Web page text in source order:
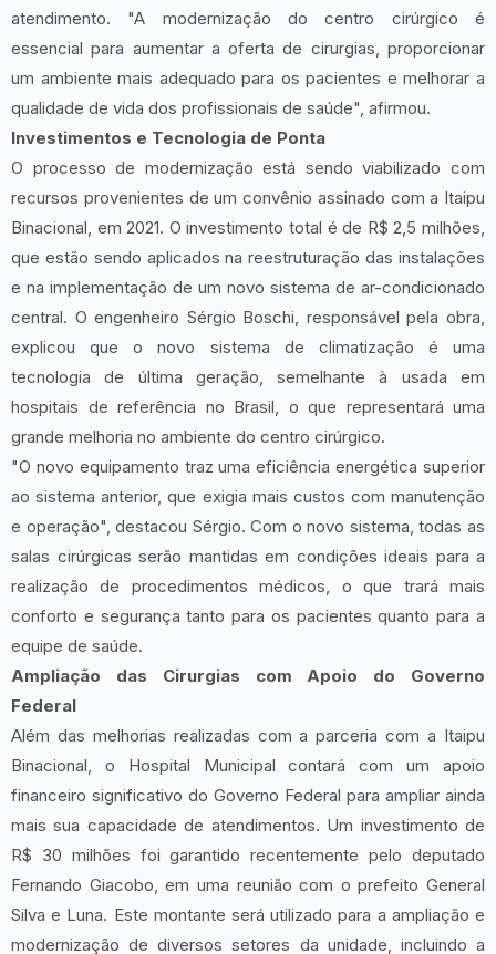
atendimento. "A modernização do centro cirúrgico é
essencial para aumentar a oferta de cirurgias, proporcionar
um ambiente mais adequado para os pacientes e melhorar a
qualidade de vida dos profissionais de saúde", afirmou.
Investimentos e Tecnologia de Ponta
O processo de modernização está sendo viabilizado com
recursos provenientes de um convênio assinado com a Itaipu
Binacional, em 2021. O investimento total é de R$ 2,5 milhões,
que estão sendo aplicados na reestruturação das instalações
e na implementação de um novo sistema de ar-condicionado
central. O engenheiro Sérgio Boschi, responsável pela obra,
explicou que o novo sistema de climatização é uma
tecnologia de última geração, semelhante à usada em
hospitais de referência no Brasil, o que representará uma
grande melhoria no ambiente do centro cirúrgico.
"O novo equipamento traz uma eficiência energética superior
ao sistema anterior, que exigia mais custos com manutenção
e operação", destacou Sérgio. Com o novo sistema, todas as
salas cirúrgicas serão mantidas em condições ideais para a
realização de procedimentos médicos, o que trará mais
conforto e segurança tanto para os pacientes quanto para a
equipe de saúde.
Ampliação das Cirurgias com Apoio do Governo
Federal
Além das melhorias realizadas com a parceria com a Itaipu
Binacional, o Hospital Municipal contará com um apoio
financeiro significativo do Governo Federal para ampliar ainda
mais sua capacidade de atendimentos. Um investimento de
R$ 30 milhões foi garantido recentemente pelo deputado
Fernando Giacobo, em uma reunião com o prefeito General
Silva e Luna. Este montante será utilizado para a ampliação e
modernização de diversos setores da unidade, incluindo a